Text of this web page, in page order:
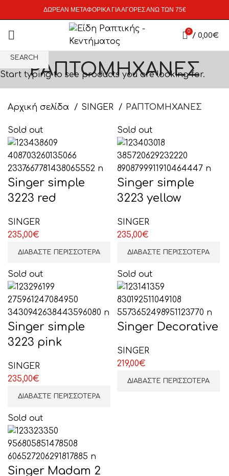
ΔΩΡΕΑΝ ΜΕΤΑΦΟΡΙΚΑ ΓΙΑ ΑΓΟΡΕΣ ΑΝΩ ΤΩΝ 75€
0 / 0,00€
ΡΑΠΤΟΜΗΧΑΝΕΣ
Αρχική σελίδα SINGER ΡΑΠΤΟΜΗΧΑΝΕΣ
Sold out
Singer simple
3223 red
SINGER
235,00€
ΔΙΑΒΆΣΤΕ ΠΕΡΙΣΣΌΤΕΡΑ
Sold out
Singer simple
3223 yellow
SINGER
235,00€
ΔΙΑΒΆΣΤΕ ΠΕΡΙΣΣΌΤΕΡΑ
Sold out
Singer simple
3223 pink
SINGER
235,00€
ΔΙΑΒΆΣΤΕ ΠΕΡΙΣΣΌΤΕΡΑ
Sold out
Singer Decorative
SINGER
219,00€
ΔΙΑΒΆΣΤΕ ΠΕΡΙΣΣΌΤΕΡΑ
Sold out
Singer Madam 2
SEARCH
Start typing to see products you are looking for.